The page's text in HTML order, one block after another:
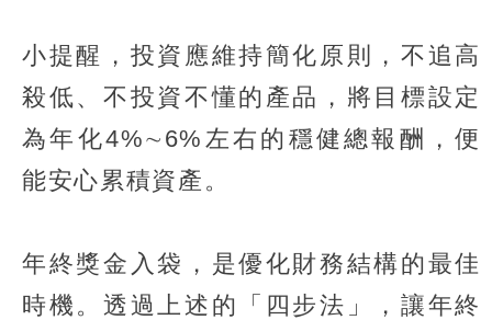
小提醒，投資應維持簡化原則，不追高
殺低、不投資不懂的產品，將目標設定
為年化4%∼6%左右的穩健總報酬，便
能安心累積資產。
年終獎金入袋，是優化財務結構的最佳
時機。透過上述的「四步法」，讓年終